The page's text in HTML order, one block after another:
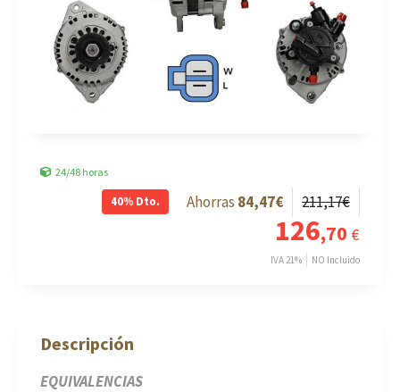
24/48 horas
40% Dto. 84,47€ 211,17€
126,70 €
IVA 21% NO Incluido
Descripción
EQUIVALENCIAS